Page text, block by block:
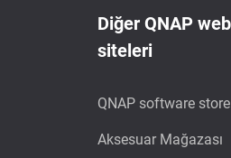
Diğer QNAP web
siteleri
QNAP software store
Aksesuar Mağazası